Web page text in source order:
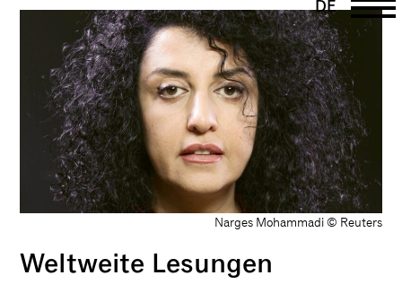
DE
EN
PT
UK
FR
Narges Mohammadi © Reuters
Weltweite Lesungen